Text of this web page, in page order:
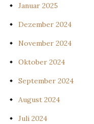
Januar 2025
Dezember 2024
November 2024
Oktober 2024
September 2024
August 2024
Juli 2024